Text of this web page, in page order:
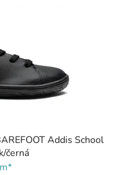
Addis School
černá